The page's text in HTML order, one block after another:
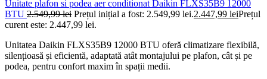
Unitate plafon si podea aer conditionat Daikin FLXS35B9 12000
BTU 2.549,99lei Prețul inițial a fost: 2.549,99 lei.2.447,99 leiPrețul
curent este: 2.447,99 lei.
Unitatea Daikin FLXS35B9 12000 BTU oferă climatizare flexibilă,
silențioasă și eficientă, adaptată atât montajului pe plafon, cât și pe
podea, pentru confort maxim în spații medii.